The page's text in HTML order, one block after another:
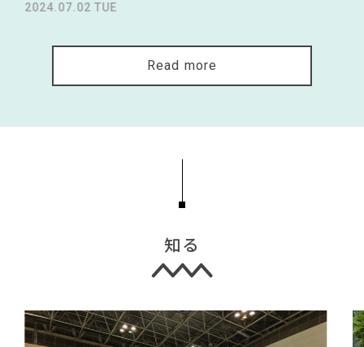
2024.07.02 TUE
Read more
知る